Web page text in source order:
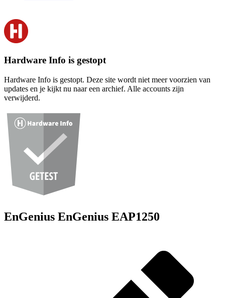
Hardware Info is gestopt
Hardware Info is gestopt. Deze site wordt niet meer voorzien van
updates en je kijkt nu naar een archief. Alle accounts zijn
verwijderd.
EnGenius EnGenius EAP1250